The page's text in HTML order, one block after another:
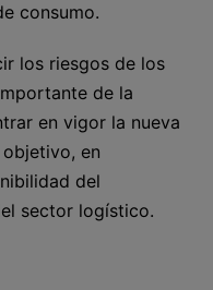
consumo.
los riesgos de los
de la
en vigor la nueva
en
del
sector logístico.